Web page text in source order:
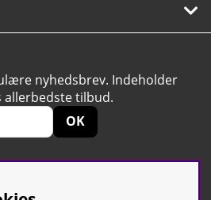
nyhedsbrev. Indeholder
allerbedste tilbud.
OK